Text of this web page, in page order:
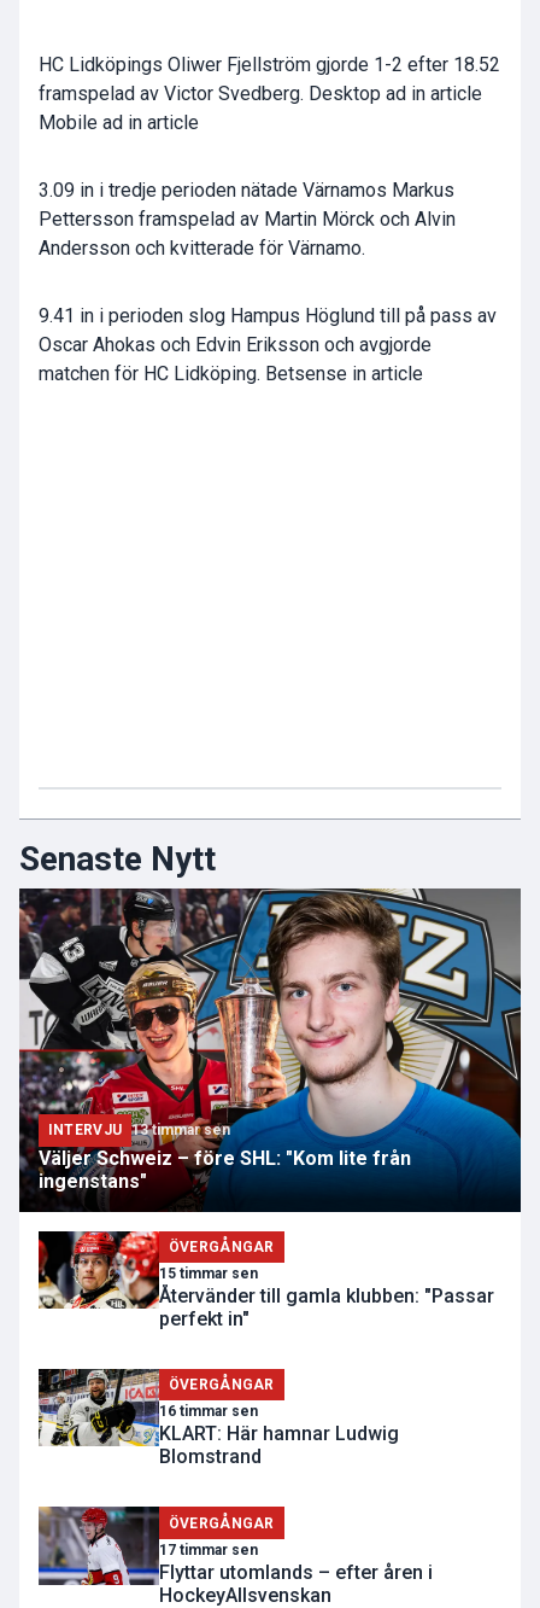
HC Lidköpings Oliwer Fjellström gjorde 1-2 efter 18.52
framspelad av Victor Svedberg. Desktop ad in article
Mobile ad in article
3.09 in i tredje perioden nätade Värnamos Markus
Pettersson framspelad av Martin Mörck och Alvin
Andersson och kvitterade för Värnamo.
9.41 in i perioden slog Hampus Höglund till på pass av
Oscar Ahokas och Edvin Eriksson och avgjorde
matchen för HC Lidköping. Betsense in article
Senaste Nytt
INTERVJU 13 timmar sen
Väljer Schweiz – före SHL: "Kom lite från
ingenstans"
ÖVERGÅNGAR
15 timmar sen
Återvänder till gamla klubben: "Passar
perfekt in"
ÖVERGÅNGAR
16 timmar sen
KLART: Här hamnar Ludwig
Blomstrand
ÖVERGÅNGAR
17 timmar sen
Flyttar utomlands – efter åren i
HockeyAllsvenskan